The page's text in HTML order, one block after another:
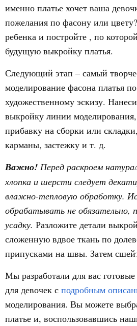
именно платье хочет ваша
пожелания по фасону или
ребенка и постройте , по
будущую выкройку платья.
Следующий этап – самый
моделирование фасона платья
художественному эскизу.
выкройку линии
прибавку на сборки или
карманы, застежку и т. д.
Важно! Перед раскроем
хлопка и шерсти следует
влажно-тепловую обработку.
обрабатывать не обязательно,
усадку. Разложите детали
сложенную вдвое ткань по
припусками на швы. Затем
Мы разработали для вас
для девочек с подробным
моделирования. Вы можете
платье и, воспользовавшись